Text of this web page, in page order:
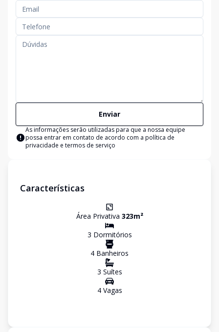
Enviar
As informações serão utilizadas para que a nossa equipe
possa entrar em contato de acordo com a política de
privacidade e termos de serviço
Características
Área Privativa 323m²
3 Dormitórios
4 Banheiros
3 Suítes
4Vagas